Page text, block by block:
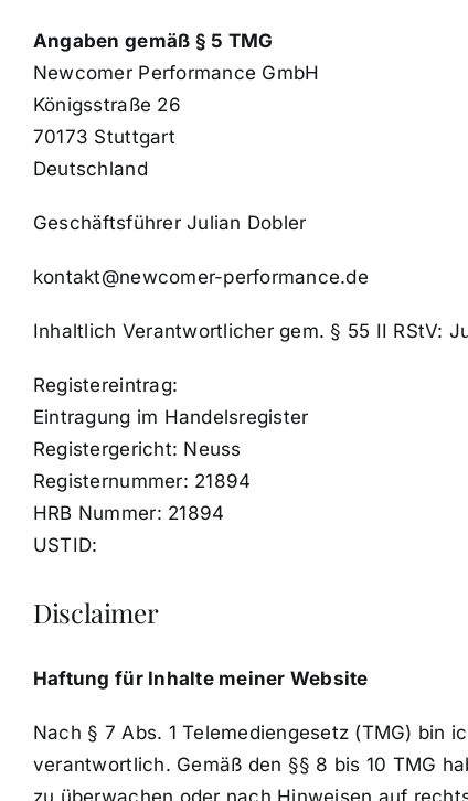
Angaben gemäß § 5 TMG
Newcomer Performance GmbH
Königsstraße 26
70173 Stuttgart
Deutschland
Geschäftsführer Julian Dobler
kontakt@newcomer-performance.de
Inhaltlich Verantwortlicher gem. § 55 II RStV:
Registereintrag:
Eintragung im Handelsregister
Registergericht: Neuss
Registernummer: 21894
HRB Nummer: 21894
USTID:
Disclaimer
Haftung für Inhalte meiner Website
Nach § 7 Abs. 1 Telemediengesetz (TMG) bin
verantwortlich. Gemäß den §§ 8 bis 10 TMG
zu überwachen oder nach Hinweisen auf